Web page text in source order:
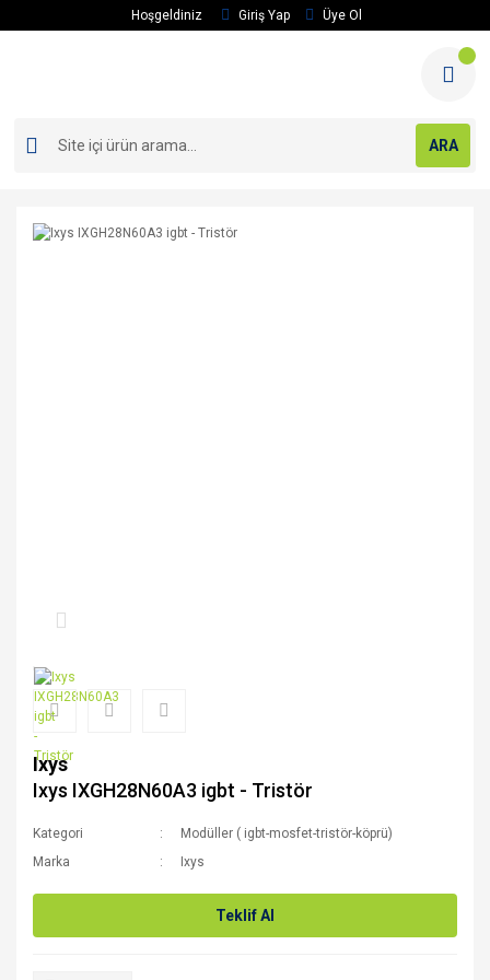
Hoşgeldiniz Giriş Yap Üye Ol
ARA
Ixys
Ixys IXGH28N60A3 igbt - Tristör
Kategori
Modüller ( igbt-mosfet-tristör-köprü)
Marka
Ixys
Teklif Al